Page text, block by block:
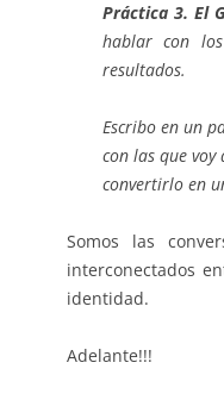
Práctica 3. El
hablar con
resultados.
Escribo en un
con las que
convertirlo en
Somos las
interconectados
identidad.
Adelante!!!